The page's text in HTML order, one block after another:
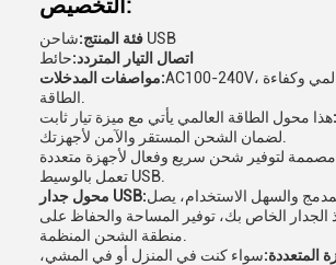
التخصيص:
فئة المنتج: شاحن USB
اتصال التيار المتردد:حائط
مواصفات المدخلات:AC100-240V، مثالية للسفر العالمي وكفاءة
هذا محول الطاقة العالمي يأتي مع ميزة تيار ثابت
مصممة لتوفير شحن سريع وفعال لأجهزة متعددة
تعمل بالوسيط USB.
محول جدار USB:والسهل الاستخدام، يصل
الجدار الخاص بك، توفير المساحة والحفاظ على
المتعددة:سواء كنت في المنزل أو في المشي،